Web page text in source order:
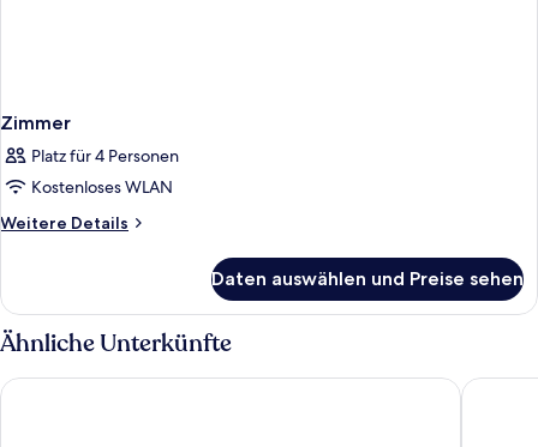
Zimmer
Platz für 4 Personen
Kostenloses WLAN
Weitere Details
Weitere
Daten auswählen und Preise sehen
Ähnliche Unterkünfte
La Prima Fashion Hotel H2